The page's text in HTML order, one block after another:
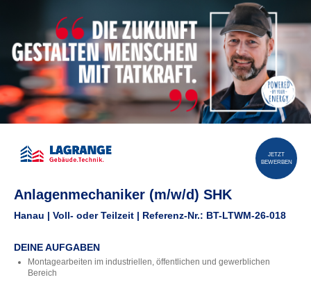
JETZT
BEWERBEN
Anlagenmechaniker (m/w/d) SHK
Hanau | Voll- oder Teilzeit | Referenz-Nr.: BT-LTWM-26-018
DEINE AUFGABEN
Montagearbeiten im industriellen, öffentlichen und gewerblichen
Bereich